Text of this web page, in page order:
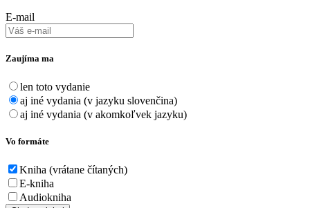
E-mail
Zaujíma ma
len toto vydanie
aj iné vydania (v jazyku slovenčina)
aj iné vydania (v akomkoľvek jazyku)
Vo formáte
Kniha (vrátane čítaných)
E-kniha
Audiokniha